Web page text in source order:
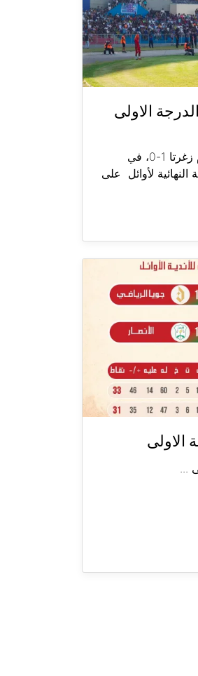
الاولى
فوز طرابلس على السلام زغرتا 1-0، في
النهائية لأوائل على
الاولى
...